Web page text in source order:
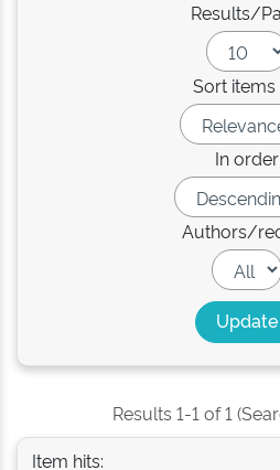
Results/
Sort
In order
Authors/
Results 1-1 of 1
Item hits: